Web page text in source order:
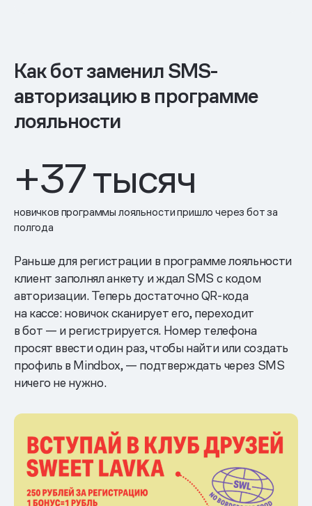
Как бот заменил SMS-
авторизацию в программе
лояльности
+37 тысяч
новичков программы лояльности пришло через бот за
полгода
Раньше для регистрации в программе лояльности
клиент заполнял анкету и ждал SMS с кодом
авторизации. Теперь достаточно QR-кода
на кассе: новичок сканирует его, переходит
в бот — и регистрируется. Номер телефона
просят ввести один раз, чтобы найти или создать
профиль в Mindbox, — подтверждать через SMS
ничего не нужно.